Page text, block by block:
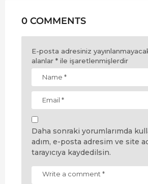
0 COMMENTS
E-posta adresiniz
alanlar * ile işaretlenmişlerdir
Daha sonraki yorumlarımda
adım, e-posta adresim ve site
tarayıcıya kaydedilsin.